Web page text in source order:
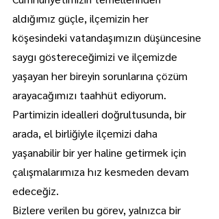
aldığımız güçle, ilçemizin her
köşesindeki vatandaşımızın düşüncesine
saygı göstereceğimizi ve ilçemizde
yaşayan her bireyin sorunlarına çözüm
arayacağımızı taahhüt ediyorum.
Partimizin idealleri doğrultusunda, bir
arada, el birliğiyle ilçemizi daha
yaşanabilir bir yer haline getirmek için
çalışmalarımıza hız kesmeden devam
edeceğiz.
Bizlere verilen bu görev, yalnızca bir